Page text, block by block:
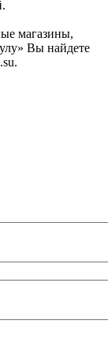
магазины,
Вы найдете